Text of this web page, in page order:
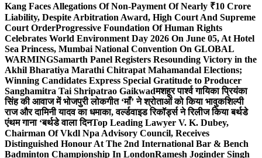
Kang Faces Allegations Of Non-Payment Of Nearly ₹10 Crore
Liability, Despite Arbitration Award, High Court And Supreme
Court OrderProgressive Foundation Of Human Rights
Celebrates World Environment Day 2026 On June 05, At Hotel
Sea Princess, Mumbai National Convention On GLOBAL
WARMINGSamarth Panel Registers Resounding Victory in the
Akhil Bharatiya Marathi Chitrapat Mahamandal Elections;
Winning Candidates Express Special Gratitude to Producer
Sanghamitra Tai Shripatrao Gaikwadमशहूर पार्श्व गायिका प्रियंका
सिंह की आवाज में भोजपुरी लोकगीत ‘माँ’ ने श्रोताओं को किया भावुकशिल्पी
राज और दामिनी यादव का धमाका, वर्ल्डवाइड रिकॉर्ड्स ने रिलीज किया बर्थडे
एंथम गाना ‘बर्थडे वाला दिनTop Leading Lawyer V. K. Dubey,
Chairman Of Vkdl Npa Advisory Council, Receives
Distinguished Honour At The 2nd International Bar & Bench
Badminton Championship In LondonRamesh Joginder Singh